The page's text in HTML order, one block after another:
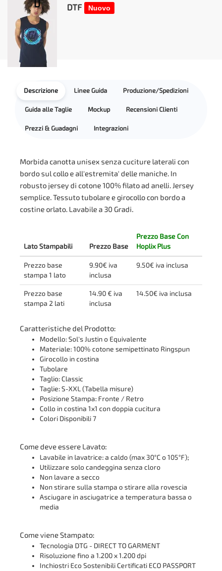
DTF
Nuovo
Descrizione Linee Guida Produzione/Spedizioni
Guida alle Taglie Mockup Recensioni Clienti
Prezzi & Guadagni Integrazioni
Morbida canotta unisex senza cuciture laterali con
bordo sul collo e all'estremita' delle maniche. In
robusto jersey di cotone 100% filato ad anelli. Jersey
semplice. Tessuto tubolare e girocollo con bordo a
costine orlato. Lavabile a 30 Gradi.
Lato Stampabili Prezzo Base
Prezzo Base Con
Hoplix Plus
Prezzo base
stampa 1 lato
9.90€ iva
inclusa
9.50€ iva inclusa
Prezzo base
stampa 2 lati
14.90 € iva
inclusa
14.50€ iva inclusa
Caratteristiche del Prodotto:
Modello: Sol's Justin o Equivalente
Materiale: 100% cotone semipettinato Ringspun
Girocollo in costina
Tubolare
Taglio: Classic
Taglie: S-XXL (Tabella misure)
Posizione Stampa: Fronte / Retro
Collo in costina 1x1 con doppia cucitura
Colori Disponibili 7
Come deve essere Lavato:
Lavabile in lavatrice: a caldo (max 30°C o 105°F);
Utilizzare solo candeggina senza cloro
Non lavare a secco
Non stirare sulla stampa o stirare alla rovescia
Asciugare in asciugatrice a temperatura bassa o
media
Come viene Stampato:
Tecnologia DTG - DIRECT TO GARMENT
Risoluzione fino a 1.200 x 1.200 dpi
Inchiostri Eco Sostenibili Certificati ECO PASSPORT